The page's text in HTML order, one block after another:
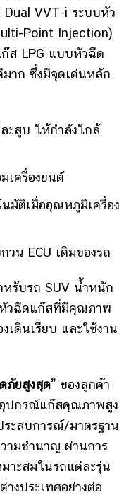
Dual VVT-i ระบบหัว
Point Injection)
ก๊ส LPG แบบหัวฉีด
าก ซึ่งมีจุดเด่นหลัก
ะสูบ ให้กำลังใกล้
เครื่องยนต์
มัติเมื่ออุณหภูมิเครื่อง
วน ECU เดิมของรถ
รับรถ SUV น้ำหนัก
วฉีดแก๊สที่มีคุณภาพ
งเดินเรียบ และใช้งาน
ภัยสูงสุด” ของลูกค้า
อุปกรณ์แก๊สคุณภาพสูง
ะสบการณ์/มาตรฐาน
ามชำนาญ ผ่านการ
าะสมในรถแต่ละรุ่น
งประเทศอย่างต่อ